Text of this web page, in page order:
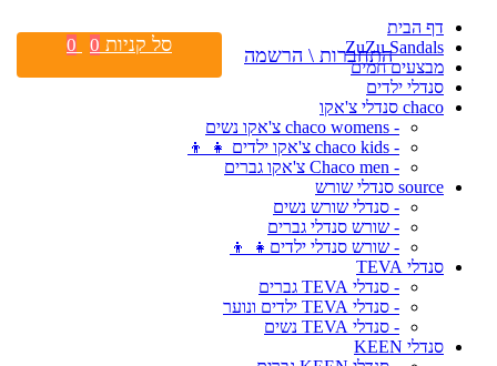
דף הבית
ZuZu Sandals
מבצעים חמים
סנדלי ילדים
chaco סנדלי צ'אקו
- chaco womens צ'אקו נשים
- chaco kids צ'אקו ילדים 👧 👦
- Chaco men צ'אקו גברים
source סנדלי שורש
- סנדלי שורש נשים
- שורש סנדלי גברים
- שורש סנדלי ילדים👧 👦
סנדלי TEVA
- סנדלי TEVA גברים
- סנדלי TEVA ילדים ונוער
- סנדלי TEVA נשים
סנדלי KEEN
התחברות \ הרשמה סל קניות 0
0